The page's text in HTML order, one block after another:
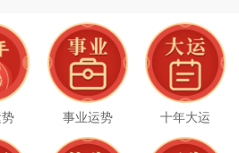
事业运势 十年大运